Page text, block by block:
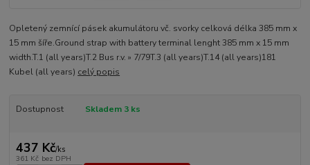
Opletený zemnící pásek akumulátoru vč. svorky celková délka 385 mm x
15 mm šíře.Ground strap with battery terminal lenght 385 mm x 15 mm
width.T.1 (all years)T.2 Bus r.v. » 7/79T.3 (all years)T.14 (all years)181
Kubel (all years) celý popis
Dostupnost Skladem 3 ks
437 Kč/ks
361 Kč bez DPH